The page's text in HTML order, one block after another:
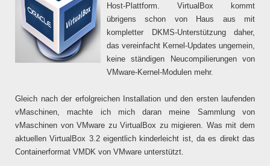
Host-Plattform. VirtualBox kommt
übrigens schon von Haus aus mit
kompletter DKMS-Unterstützung daher,
das vereinfacht Kernel-Updates ungemein,
keine ständigen Neucompilierungen von
VMware-Kernel-Modulen mehr.
Gleich nach der erfolgreichen Installation und den ersten laufenden
vMaschinen, machte ich mich daran meine Sammlung von
vMaschinen von VMware zu VirtualBox zu migieren. Was mit dem
aktuellen VirtualBox 3.2 eigentlich kinderleicht ist, da es direkt das
Containerformat VMDK von VMware unterstützt.